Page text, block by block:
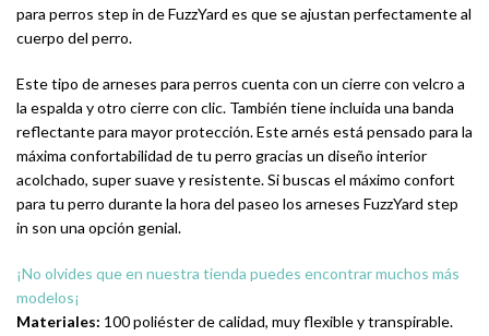
para perros step in de FuzzYard es que se ajustan perfectamente al
cuerpo del perro.
Este tipo de arneses para perros cuenta con un cierre con velcro a
la espalda y otro cierre con clic. También tiene incluida una banda
reflectante para mayor protección. Este arnés está pensado para la
máxima confortabilidad de tu perro gracias un diseño interior
acolchado, super suave y resistente. Si buscas el máximo confort
para tu perro durante la hora del paseo los arneses FuzzYard step
in son una opción genial.
¡No olvides que en nuestra tienda puedes encontrar muchos más
modelos¡
Materiales: 100 poliéster de calidad, muy flexible y transpirable.